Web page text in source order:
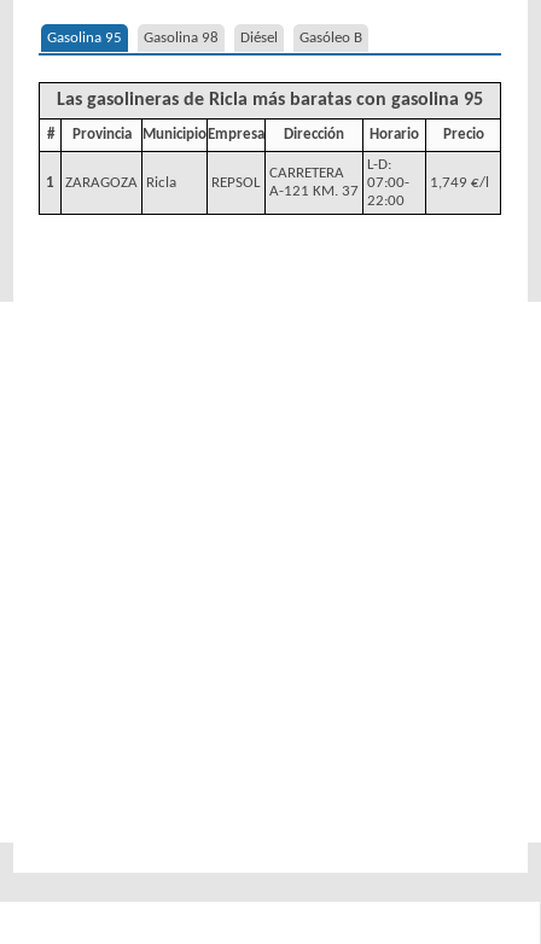
Gasolina 95 Gasolina 98 Diésel Gasóleo B
Las gasolineras de Ricla más baratas con gasolina 95
# Provincia Municipio Empresa Dirección Horario Precio
1 ZARAGOZA Ricla REPSOL
CARRETERA
A-121 KM. 37
L-D:
07:00-
22:00
1,749 €/l